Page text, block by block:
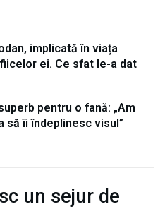
implicată în viața
ei. Ce sfat le-a dat
pentru o fană: „Am
să îi îndeplinesc visul”
un sejur de